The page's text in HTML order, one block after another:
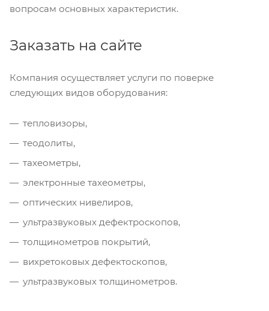
вопросам основных характеристик.
Заказать на сайте
Компания осуществляет услуги по поверке
следующих видов оборудования:
тепловизоры,
теодолиты,
тахеометры,
электронные тахеометры,
оптических нивелиров,
ультразвуковых дефектроскопов,
толщинометров покрытий,
вихретоковых дефектоскопов,
ультразвуковых толщинометров.